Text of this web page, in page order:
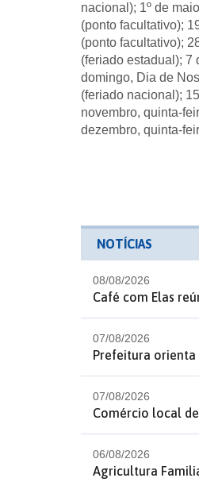
nacional); 1º de
(ponto facultativo);
(ponto facultativo);
(feriado estadual); 7
domingo, Dia de
(feriado nacional);
novembro, quinta-
dezembro, quinta-
NOTÍCIAS
08/08/2026
Café com Elas
07/08/2026
Prefeitura orienta
07/08/2026
Comércio local
06/08/2026
Agricultura